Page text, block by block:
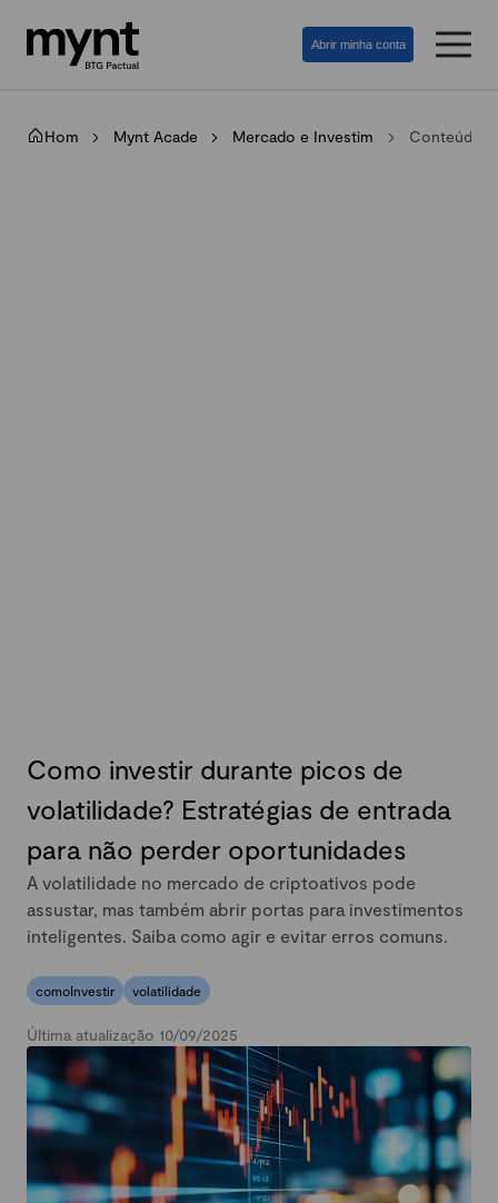
Abrir minha conta
Home Mynt Academy Mercado e Investimento Conteúdos
Como investir durante picos de
volatilidade? Estratégias de entrada
para não perder oportunidades
A volatilidade no mercado de criptoativos pode
assustar, mas também abrir portas para investimentos
inteligentes. Saiba como agir e evitar erros comuns.
comoInvestir volatilidade
Última atualização 10/09/2025